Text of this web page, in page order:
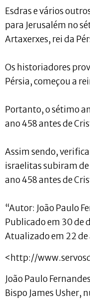
Esdras e vários
para Jerusalém no
Artaxerxes, rei da
Os historiadores
Pérsia, começou a
Portanto, o sétimo
ano 458 antes de
Assim sendo,
israelitas subiram
ano 458 antes de
“Autor: João Paulo
Publicado em 30 de
Atualizado em 22
<http://
João Paulo
Bispo James Usher,